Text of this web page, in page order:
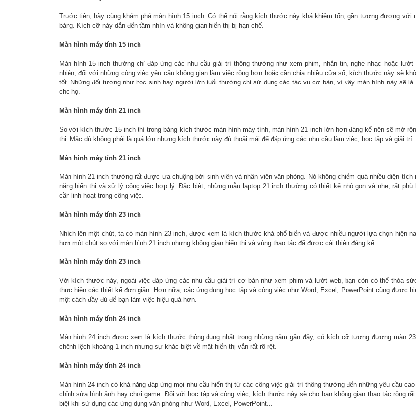
Trước tiên, hãy cùng khám phá màn hình 15 inch. Có thể nói rằng kích thước này khá khiêm tốn, gần tương đương với
bảng. Kích cỡ này dẫn đến tầm nhìn và không gian hiển thị bị hạn chế.
Màn hình máy tính 15 inch
Màn hình 15 inch thường chỉ đáp ứng các nhu cầu giải trí thông thường như xem phim, nhắn tin, nghe nhạc hoặc lướt
nhiên, đối với những công việc yêu cầu không gian làm việc rộng hơn hoặc cần chia nhiều cửa sổ, kích thước này sẽ
tốt. Những đối tượng như học sinh hay người lớn tuổi thường chỉ sử dụng các tác vụ cơ bản, vì vậy màn hình này sẽ là
cho họ.
Màn hình máy tính 21 inch
So với kích thước 15 inch thì trong bảng kích thước màn hình máy tính, màn hình 21 inch lớn hơn đáng kể nên sẽ mở
thị. Mặc dù không phải là quá lớn nhưng kích thước này đủ thoải mái để đáp ứng các nhu cầu làm việc, học tập và giải trí.
Màn hình máy tính 21 inch
Màn hình 21 inch thường rất được ưa chuộng bởi sinh viên và nhân viên văn phòng. Nó không chiếm quá nhiều diện tích
năng hiển thị và xử lý công việc hợp lý. Đặc biệt, những mẫu laptop 21 inch thường có thiết kế nhỏ gọn và nhẹ, rất phù
cần linh hoạt trong công việc.
Màn hình máy tính 23 inch
Nhích lên một chút, ta có màn hình 23 inch, được xem là kích thước khá phổ biến và được nhiều người lựa chọn hiện
hơn một chút so với màn hình 21 inch nhưng không gian hiển thị và vùng thao tác đã được cải thiện đáng kể.
Màn hình máy tính 23 inch
Với kích thước này, ngoài việc đáp ứng các nhu cầu giải trí cơ bản như xem phim và lướt web, bạn còn có thể thỏa
thực hiện các thiết kế đơn giản. Hơn nữa, các ứng dụng học tập và công việc như Word, Excel, PowerPoint cũng được
một cách đầy đủ để bạn làm việc hiệu quả hơn.
Màn hình máy tính 24 inch
Màn hình 24 inch được xem là kích thước thông dụng nhất trong những năm gần đây, có kích cỡ tương đương màn
chênh lệch khoảng 1 inch nhưng sự khác biệt về mặt hiển thị vẫn rất rõ rệt.
Màn hình máy tính 24 inch
Màn hình 24 inch có khả năng đáp ứng mọi nhu cầu hiển thị từ các công việc giải trí thông thường đến những yêu cầu
chỉnh sửa hình ảnh hay chơi game. Đối với học tập và công việc, kích thước này sẽ cho bạn không gian thao tác rộng
biệt khi sử dụng các ứng dụng văn phòng như Word, Excel, PowerPoint...